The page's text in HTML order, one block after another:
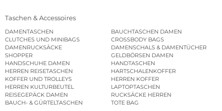
Taschen & Accessoires
DAMENTASCHEN
BAUCHTASCHEN DAMEN
CLUTCHES UND MINIBAGS
CROSSBODY BAGS
DAMENRUCKSÄCKE
DAMENSCHALS & DAMENTÜCHER
SHOPPER
GELDBÖRSEN DAMEN
HANDSCHUHE DAMEN
HANDTASCHEN
HERREN REISETASCHEN
HARTSCHALENKOFFER
KOFFER UND TROLLEYS
HERREN KOFFER
HERREN KULTURBEUTEL
LAPTOPTASCHEN
REISEGEPÄCK DAMEN
RUCKSÄCKE HERREN
BAUCH- & GÜRTELTASCHEN
TOTE BAG